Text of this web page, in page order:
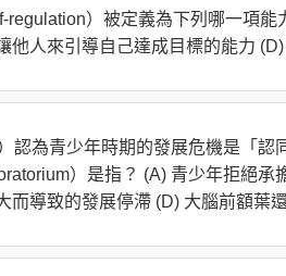
regulation）被定義為下列哪一項
他人來引導自己達成目標的能力
認為青少年時期的發展危機是「
）是指？ (A) 青少年拒絕
而導致的發展停滯 (D) 大腦前額葉